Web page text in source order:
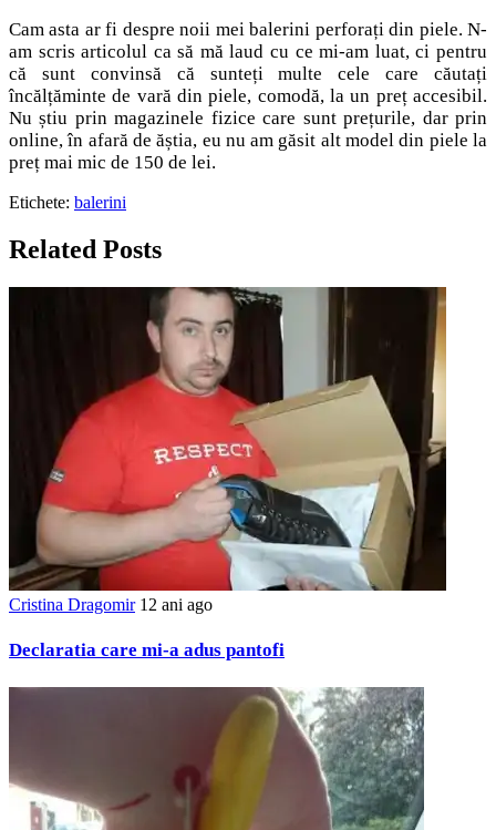
Cam asta ar fi despre noii mei balerini perforați din piele. N-
am scris articolul ca să mă laud cu ce mi-am luat, ci pentru
că sunt convinsă că sunteți multe cele care căutați
încălțăminte de vară din piele, comodă, la un preț accesibil.
Nu știu prin magazinele fizice care sunt prețurile, dar prin
online, în afară de ăștia, eu nu am găsit alt model din piele la
preț mai mic de 150 de lei.
Etichete: balerini
Related Posts
Cristina Dragomir 12 ani ago
Declaratia care mi-a adus pantofi